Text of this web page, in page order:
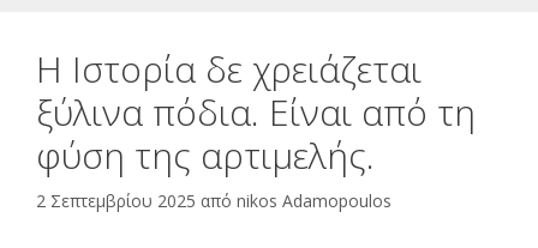
Η Ιστορία δε χρειάζεται
ξύλινα πόδια. Είναι από τη
φύση της αρτιμελής.
2 Σεπτεμβρίου 2025 από nikos Adamopoulos